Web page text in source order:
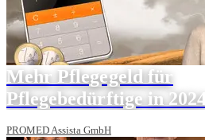
Mehr Pflegegeld für
Pflegebedürftige in
PROMED Assista GmbH